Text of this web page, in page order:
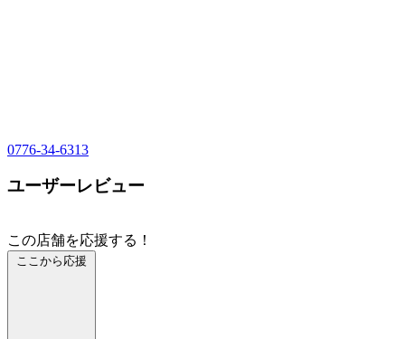
0776-34-6313
ユーザーレビュー
この店舗を応援する！
ここから応援